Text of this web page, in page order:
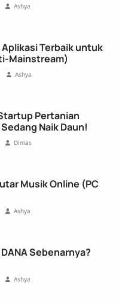
Ashya
Aplikasi Terbaik untuk
Mainstream)
Ashya
Pertanian
Naik Daun!
Dimas
Musik Online (PC
Ashya
Sebenarnya?
Ashya